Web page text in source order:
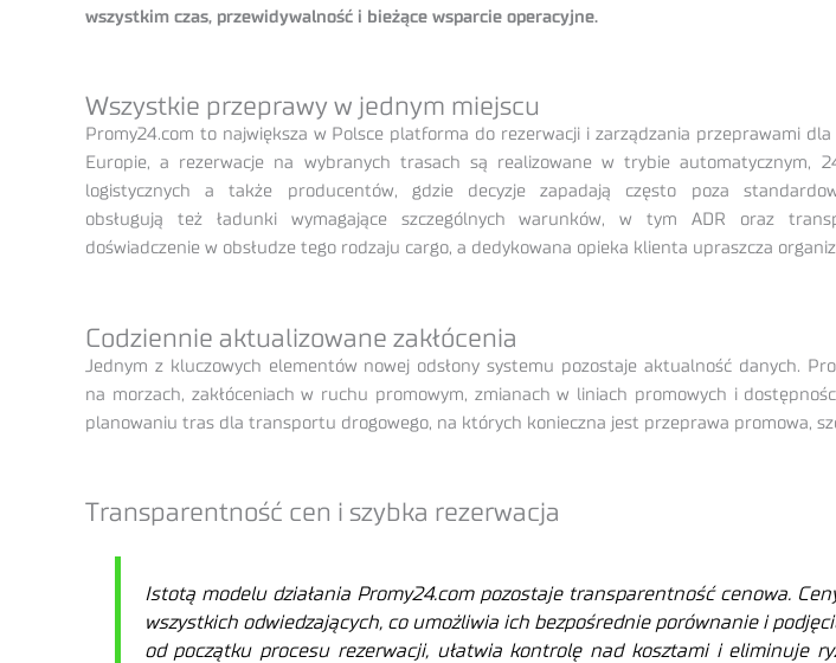
wszystkim czas, przewidywalność i bieżące wsparcie operacyjne.
Wszystkie przeprawy w jednym miejscu
Promy24.com to największa w Polsce platforma do rezerwacji i zarządzania przeprawami
Europie, a rezerwacje na wybranych trasach są realizowane w trybie
logistycznych a także producentów, gdzie decyzje zapadają często poza
obsługują też ładunki wymagające szczególnych warunków, w tym ADR oraz
doświadczenie w obsłudze tego rodzaju cargo, a dedykowana opieka klienta upraszcza
Codziennie aktualizowane zakłócenia
Jednym z kluczowych elementów nowej odsłony systemu pozostaje aktualność danych.
na morzach, zakłóceniach w ruchu promowym, zmianach w liniach promowych i
planowaniu tras dla transportu drogowego, na których konieczna jest przeprawa promowa,
Transparentność cen i szybka rezerwacja
Istotą modelu działania Promy24.com pozostaje transparentność cenowa.
wszystkich odwiedzających, co umożliwia ich bezpośrednie porównanie i
od początku procesu rezerwacji, ułatwia kontrolę nad kosztami i eliminuje